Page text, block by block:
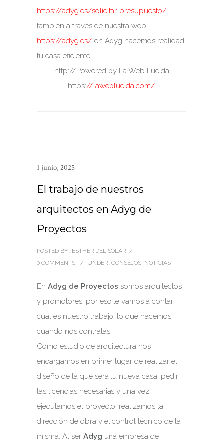
https://adyg.es/solicitar-presupuesto/
también a través de nuestra web
https://adyg.es/ en Adyg hacemos realidad
tu casa eficiente.
http://Powered by La Web Lúcida
https://laweblucida.com/
1 junio, 2025
El trabajo de nuestros
arquitectos en Adyg de
Proyectos
POSTED BY : ESTHER DEL SOLAR /
0 COMMENTS
/ UNDER : CONSEJOS, NOTICIAS
En Adyg de Proyectos somos arquitectos
y promotores, por eso te vamos a contar
cual es nuestro trabajo, lo que hacemos
cuando nos contratas:
Como estudio de arquitectura nos
encargamos en primer lugar de realizar el
diseño de la que será tu nueva casa, pedir
las licencias necesarias y una vez
ejecutamos el proyecto, realizamos la
dirección de obra y el control técnico de la
misma. Al ser Adyg una empresa de